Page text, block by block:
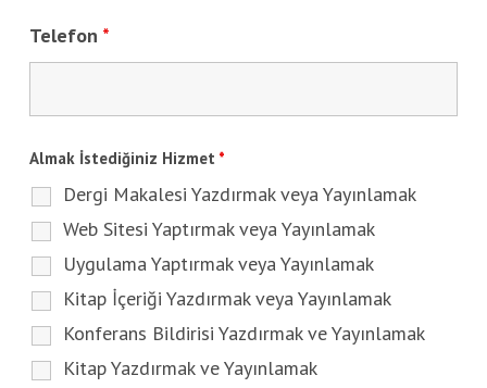
Telefon *
Almak İstediğiniz Hizmet *
Dergi Makalesi Yazdırmak veya Yayınlamak
Web Sitesi Yaptırmak veya Yayınlamak
Uygulama Yaptırmak veya Yayınlamak
Kitap İçeriği Yazdırmak veya Yayınlamak
Konferans Bildirisi Yazdırmak ve Yayınlamak
Kitap Yazdırmak ve Yayınlamak